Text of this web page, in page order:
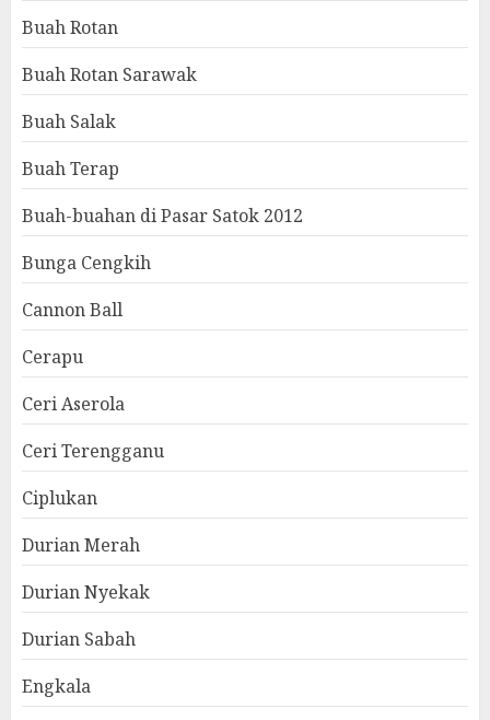
Buah Rotan
Buah Rotan Sarawak
Buah Salak
Buah Terap
Buah-buahan di Pasar Satok 2012
Bunga Cengkih
Cannon Ball
Cerapu
Ceri Aserola
Ceri Terengganu
Ciplukan
Durian Merah
Durian Nyekak
Durian Sabah
Engkala